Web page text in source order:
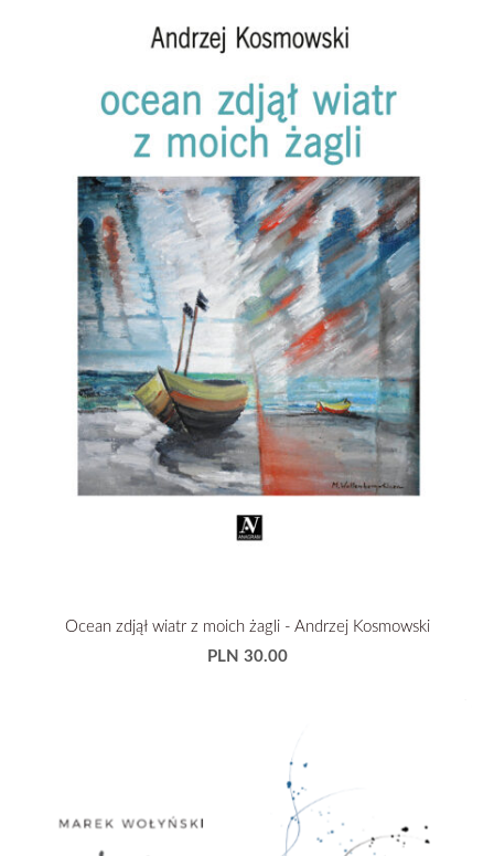
Ocean zdjął wiatr z moich żagli - Andrzej Kosmowski
PLN 30.00